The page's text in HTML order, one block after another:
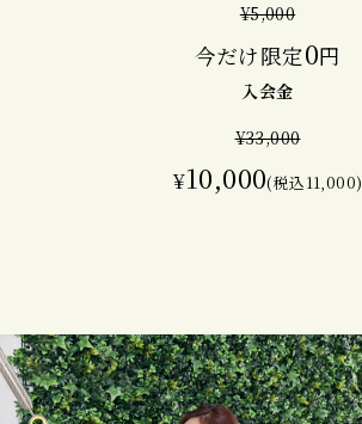
¥5,000
今だけ限定0円
入会金
¥33,000
¥10,000(税込11,000)